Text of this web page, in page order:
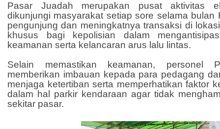
Pasar Juadah merupakan pusat aktivitas
dikunjungi masyarakat setiap sore selama bulan
pengunjung dan meningkatnya transaksi di
khusus bagi kepolisian dalam
keamanan serta kelancaran arus lalu lintas.
Selain memastikan keamanan, personel
memberikan imbauan kepada para pedagang
menjaga ketertiban serta memperhatikan faktor
dalam hal parkir kendaraan agar tidak
sekitar pasar.